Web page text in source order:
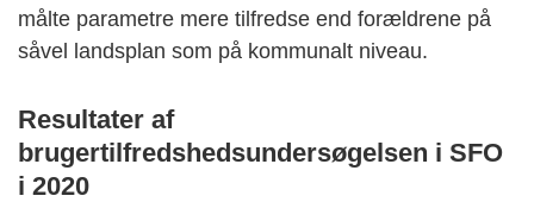
målte parametre mere tilfredse end forældrene på
såvel landsplan som på kommunalt niveau.
Resultater af
brugertilfredshedsundersøgelsen i SFO
i 2020